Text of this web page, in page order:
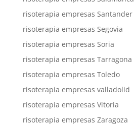
risoterapia empresas Santander
risoterapia empresas Segovia
risoterapia empresas Soria
risoterapia empresas Tarragona
risoterapia empresas Toledo
risoterapia empresas valladolid
risoterapia empresas Vitoria
risoterapia empresas Zaragoza